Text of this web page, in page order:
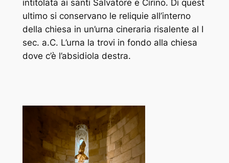
intitolata ai santi Salvatore e Cirino. Di quest
ultimo si conservano le reliquie all’interno
della chiesa in un’urna cineraria risalente al I
sec. a.C. L’urna la trovi in fondo alla chiesa
dove c’è l’absidiola destra.